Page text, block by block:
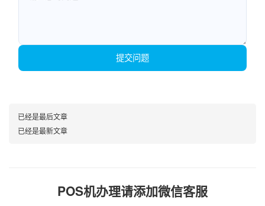
提交问题
已经是最后文章
已经是最新文章
POS机办理请添加微信客服